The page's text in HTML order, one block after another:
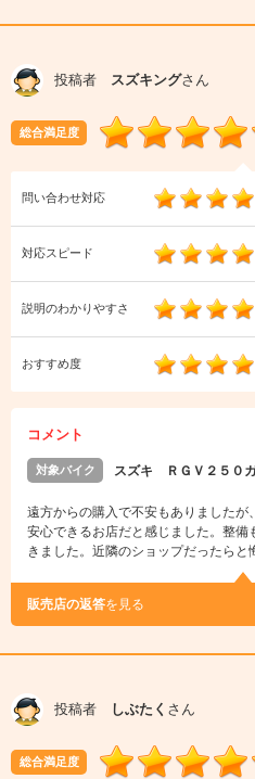
投稿者 スズキングさん
総合満足度
問い合わせ対応
対応スピード
説明のわかりやすさ
おすすめ度
コメント
対象バイク スズキ ＲＧＶ２５０
遠方からの購入で不安もありました
安心できるお店だと感じました。整
きました。近隣のショップだったらと
販売店の返答を見る
投稿者 しぶたく さん
総合満足度